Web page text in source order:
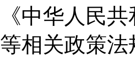
《中华人民
等相关政策